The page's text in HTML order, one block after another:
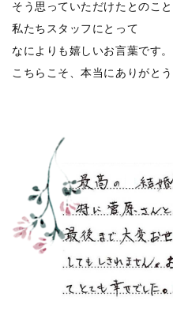
そう思っていただけたとのこと
私たちスタッフにとって
なによりも嬉しいお言葉です。
こちらこそ、本当にありがと